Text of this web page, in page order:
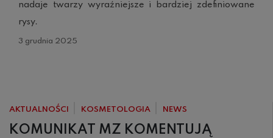
3 grudnia 2025
nadaje twarzy wyraźniejsze i bardziej zdefiniowane
rysy.
AKTUALNOŚCI KOSMETOLOGIA NEWS
KOMUNIKAT MZ KOMENTUJĄ